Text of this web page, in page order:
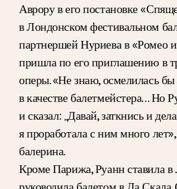
Аврору в его постановке
в Лондонском фестивальном
партнершей Нуриева в «Ромео
пришла по его приглашению в
оперы. «Не знаю, осмелилась бы
в качестве балетмейстера… Но
и сказал: „Давай, заткнись и
я проработала с ним много
балерина.
Кроме Парижа, Руанн ставила в